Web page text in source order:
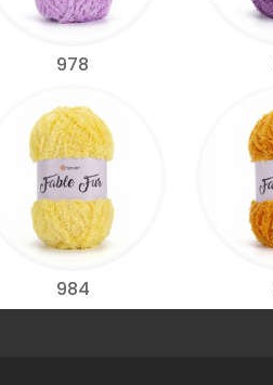
978
984